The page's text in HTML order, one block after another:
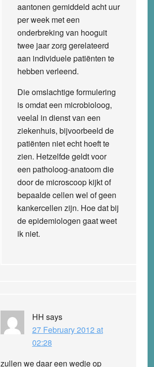
aantonen gemiddeld acht uur
per week met een
onderbreking van hooguit
twee jaar zorg gerelateerd
aan individuele patiënten te
hebben verleend.
Die omslachtige formulering
is omdat een microbioloog,
veelal in dienst van een
ziekenhuis, bijvoorbeeld de
patiënten niet echt hoeft te
zien. Hetzelfde geldt voor
een patholoog-anatoom die
door de microscoop kijkt of
bepaalde cellen wel of geen
kankercellen zijn. Hoe dat bij
de epidemiologen gaat weet
ik niet.
HH says
27 February 2012 at
02:28
zullen we daar een wedje op